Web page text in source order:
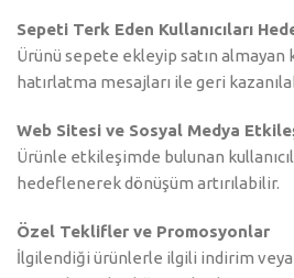
Sepeti Terk Eden Kullanıcıları
Ürünü sepete ekleyip satın almayan
hatırlatma mesajları ile geri
Web Sitesi ve Sosyal Medya
Ürünle etkileşimde bulunan
hedeflenerek dönüşüm artırılabilir.
Özel Teklifler ve Promosyonlar
İlgilendiği ürünlerle ilgili indirim